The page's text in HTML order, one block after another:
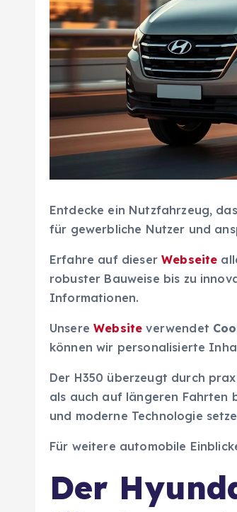
Entdecke ein Nutzfahrzeug, das
für gewerbliche Nutzer und
Erfahre auf dieserWebseite
robuster Bauweise bis zu
Informationen.
UnsereWebsite verwendet
können wir personalisierte
Der H350 überzeugt durch
als auch auf längeren Fahrten
und moderne Technologie
Für weitere automobile
Der